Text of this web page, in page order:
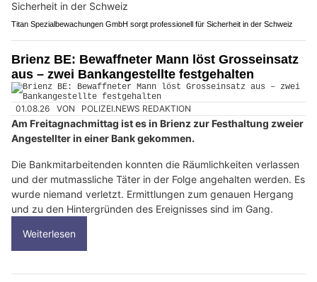
Titan Spezialbewachungen GmbH sorgt professionell für Sicherheit in der Schweiz
Brienz BE: Bewaffneter Mann löst Grosseinsatz
aus – zwei Bankangestellte festgehalten
01.08.26 VON POLIZEI.NEWS REDAKTION
Am Freitagnachmittag ist es in Brienz zur Festhaltung zweier
Angestellter in einer Bank gekommen.
Die Bankmitarbeitenden konnten die Räumlichkeiten verlassen
und der mutmassliche Täter in der Folge angehalten werden. Es
wurde niemand verletzt. Ermittlungen zum genauen Hergang
und zu den Hintergründen des Ereignisses sind im Gang.
Weiterlesen